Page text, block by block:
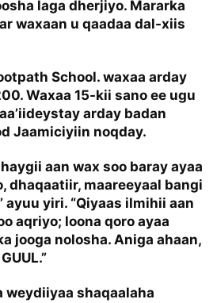
laga dherjiyo. Mararka
waxaan u qaadaa dal-xiis
School. waxaa arday
Waxaa 15-kii sano ee ugu
arday badan
Jaamiciyiin noqday.
aan wax soo baray ayaa
dhaqaatiir, maareeyaal bangi
ayuu yiri. “Qiyaas ilmihii aan
aqriyo; loona qoro ayaa
jooga nolosha. Aniga ahaan,
weydiiyaa shaqaalaha